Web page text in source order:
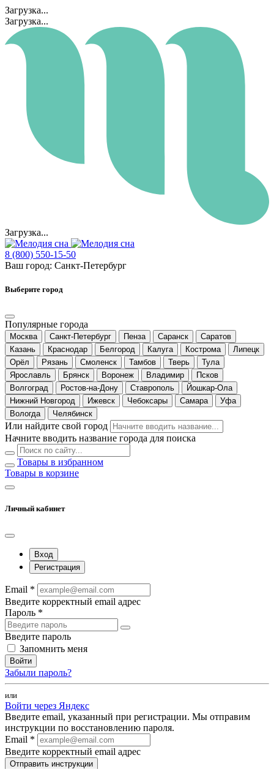
Загрузка...
Загрузка...
Загрузка...
8 (800) 550-15-50
Ваш город: Санкт-Петербург
Выберите город
Популярные города
Москва Санкт-Петербург Пенза Саранск
Саратов
Казань
Краснодар Белгород Калуга Кострома
Липецк
Орёл
Рязань Смоленск Тамбов Тверь
Тула
Ярославль
Брянск Воронеж Владимир
Псков
Волгоград
Ростов-на-Дону Ставрополь
Йошкар-Ола
Нижний Новгород
Ижевск Чебоксары Самара
Уфа
Вологда
Челябинск
Или найдите свой город
Начните вводить название города для поиска
Товары в избранном
Товары в корзине
Личный кабинет
Вход
Регистрация
Email *
Введите корректный email адрес
Пароль *
Введите пароль
Запомнить меня
Войти
Забыли пароль?
или
Войти через Яндекс
Введите email, указанный при регистрации. Мы отправим
инструкции по восстановлению пароля.
Email *
Введите корректный email адрес
Отправить инструкции